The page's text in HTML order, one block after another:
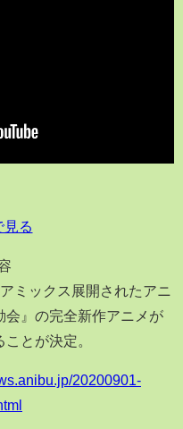
見る
ミックス展開されたアニ
会』の完全新作アニメが
とが決定。
20200901-